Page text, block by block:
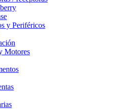
y Periféricos
Motores